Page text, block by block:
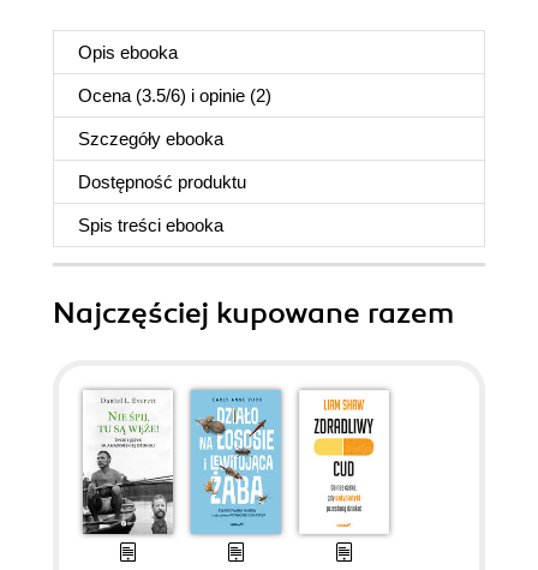
Opis ebooka
Ocena (3.5/6) i opinie (2)
Szczegóły ebooka
Dostępność produktu
Spis treści ebooka
Najczęściej kupowane razem